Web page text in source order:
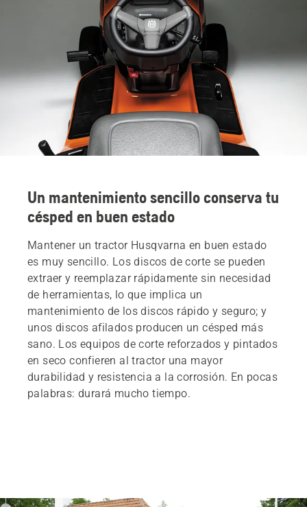
Un mantenimiento sencillo conserva tu
césped en buen estado
Mantener un tractor Husqvarna en buen estado
es muy sencillo. Los discos de corte se pueden
extraer y reemplazar rápidamente sin necesidad
de herramientas, lo que implica un
mantenimiento de los discos rápido y seguro; y
unos discos afilados producen un césped más
sano. Los equipos de corte reforzados y pintados
en seco confieren al tractor una mayor
durabilidad y resistencia a la corrosión. En pocas
palabras: durará mucho tiempo.